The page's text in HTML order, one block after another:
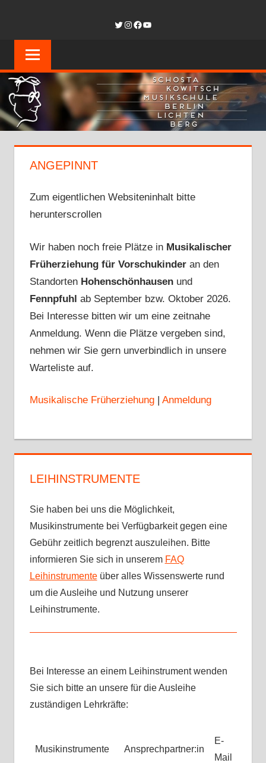
springen
BERLIN-
Twitter
Instagram
Facebook
YouTube
ANGEPINNT
Zum eigentlichen Websiteninhalt bitte
herunterscrollen
Wir haben noch freie Plätze in Musikalischer
Früherziehung für Vorschukinderan den
Standorten Hohenschönhausen und
Fennpfuhl ab September bzw. Oktober 2026.
Bei Interesse bitten wir um eine zeitnahe
Anmeldung. Wenn die Plätze vergeben sind,
nehmen wir Sie gern unverbindlich in unsere
Warteliste auf.
Musikalische Früherziehung| Anmeldung
LEIHINSTRUMENTE
Sie haben bei uns die Möglichkeit,
Musikinstrumente bei Verfügbarkeit gegen eine
Gebühr zeitlich begrenzt auszuleihen. Bitte
informieren Sie sich in unserem FAQ
Leihinstrumenteüber alles Wissenswerte rund
um die Ausleihe und Nutzung unserer
Leihinstrumente.
Bei Interesse an einem Leihinstrument wenden
Sie sich bitte an unsere für die Ausleihe
zuständigen Lehrkräfte:
Musikinstrumente Ansprechpartner:in
E-
Mail